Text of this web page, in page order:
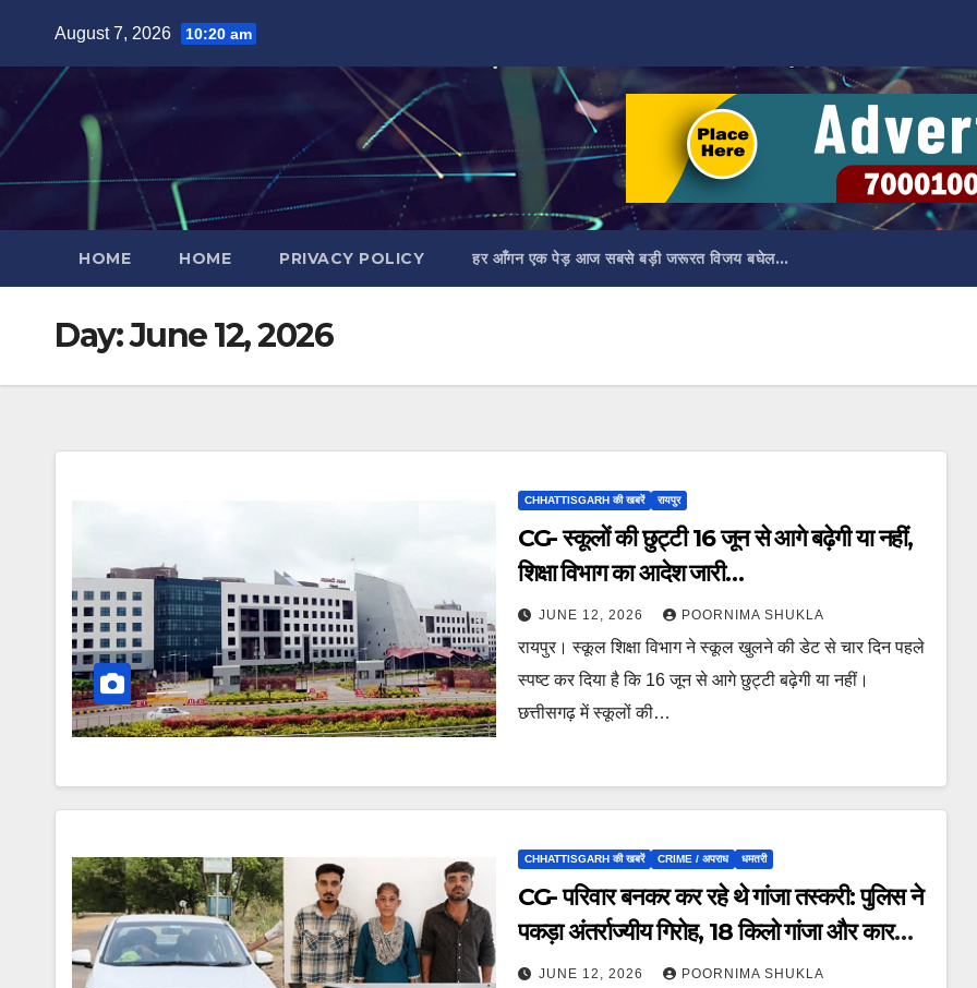
content
August 7, 2026 10:20 am
HOME HOME PRIVACY POLICY हर आँगन एक पेड़ आज सबसे बड़ी जरूरत विजय बघेल…
Day:June 12, 2026
CHHATTISGARH की खबरें रायपुर
CG- स्कूलों की छुट्टी 16 जून से आगे बढ़ेगी या नहीं,
शिक्षा विभाग का आदेश जारी…
JUNE 12, 2026 POORNIMA SHUKLA
रायपुर। स्कूल शिक्षा विभाग ने स्कूल खुलने की डेट से चार दिन पहले
स्पष्ट कर दिया है कि 16 जून से आगे छुट्टी बढ़ेगी या नहीं।
छत्तीसगढ़ में स्कूलों की…
CHHATTISGARH की खबरें CRIME / अपराध धमतरी
CG- परिवार बनकर कर रहे थे गांजा तस्करी: पुलिस ने
पकड़ा अंतर्राज्यीय गिरोह, 18 किलो गांजा और कार
जब्त…
JUNE 12, 2026 POORNIMA SHUKLA